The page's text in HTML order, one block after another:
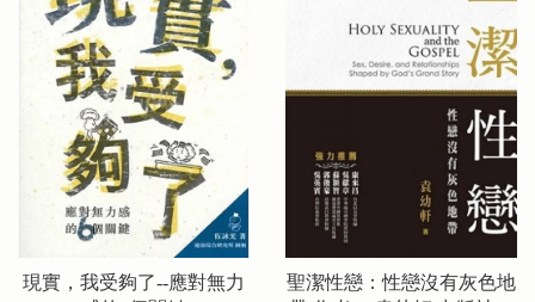
現實，我受夠了--應對無力
聖潔性戀：性戀沒有灰色地